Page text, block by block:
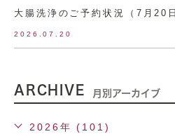
大腸洗浄のご予約状況（7月20
2026.07.20
ARCHIVE 月別アーカイブ
2026年 (101)